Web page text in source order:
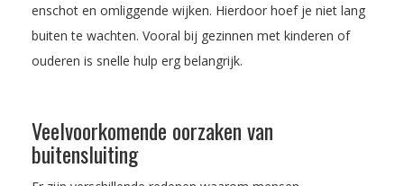
enschot en omliggende wijken. Hierdoor hoef je niet lang
buiten te wachten. Vooral bij gezinnen met kinderen of
ouderen is snelle hulp erg belangrijk.
Veelvoorkomende oorzaken van
buitensluiting